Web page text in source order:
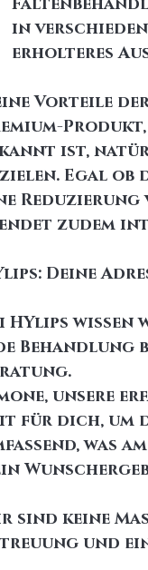
in
erholteres
Vorteile
ist,
Egal ob
zudem
Deine
HYlips
Behandlung
unsere
für dich, um
was
sind keine
und